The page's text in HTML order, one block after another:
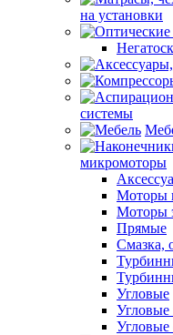
на установки
системы
микромоторы
Моторы
Моторы
Прямые
Смазка,
Угловые
Угловые